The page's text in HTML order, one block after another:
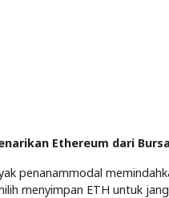
Ethereum dari
penanammodal
menyimpan ETH untuk